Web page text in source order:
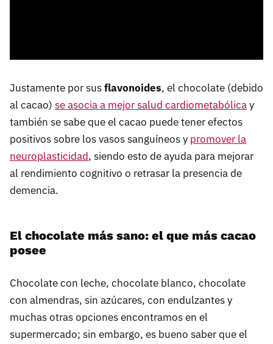
Justamente por susflavonoides, el chocolate (debido
al cacao) se asocia a mejor salud cardiometabólicay
también se sabe que el cacao puede tener efectos
positivos sobre los vasos sanguíneos y promover la
neuroplasticidad, siendo esto de ayuda para mejorar
al rendimiento cognitivo o retrasar la presencia de
demencia.
El chocolate más sano: el que más cacao
posee
Chocolate con leche, chocolate blanco, chocolate
con almendras, sin azúcares, con endulzantes y
muchas otras opciones encontramos en el
supermercado; sin embargo, es bueno saber que el